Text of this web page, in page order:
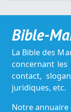
Bible-
La Bible des
concernant
contact,
juridiques, etc.
Notre annuaire